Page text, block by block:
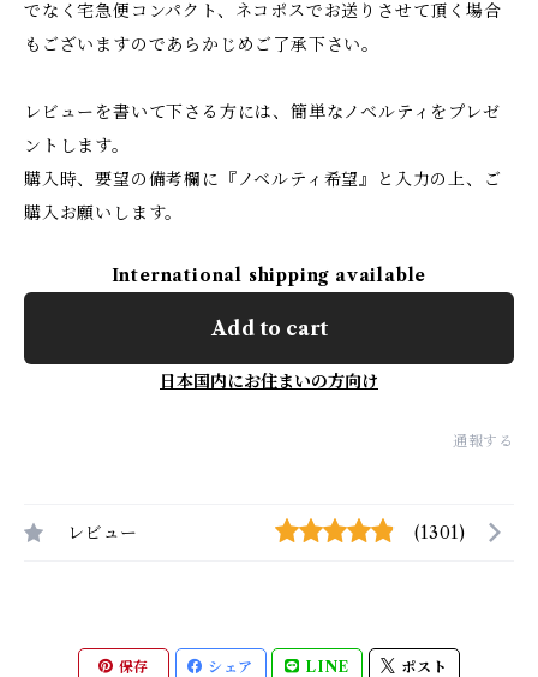
でなく宅急便コンパクト、ネコポスでお送りさせて頂く場合
もございますのであらかじめご了承下さい。
レビューを書いて下さる方には、簡単なノベルティをプレゼ
ントします。
購入時、要望の備考欄に『ノベルティ希望』と入力の上、ご
購入お願いします。
International shipping available
Add to cart
日本国内にお住まいの方向け
通報する
レビュー (1301)
保存 シェア LINE ポスト